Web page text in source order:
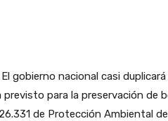
gobierno nacional casi
para la preservación de
de Protección Ambiental